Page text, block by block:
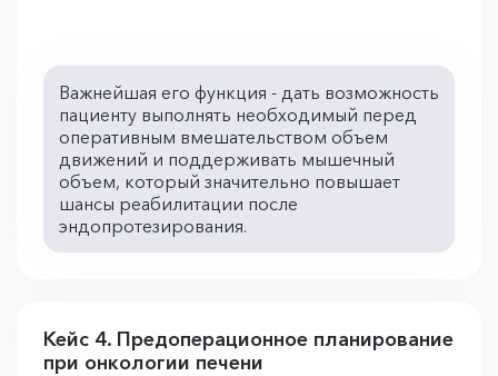
Важнейшая его функция - дать возможность
пациенту выполнять необходимый перед
оперативным вмешательством объем
движений и поддерживать мышечный
объем, который значительно повышает
шансы реабилитации после
эндопротезирования.
Кейс 4. Предоперационное планирование
при онкологии печени